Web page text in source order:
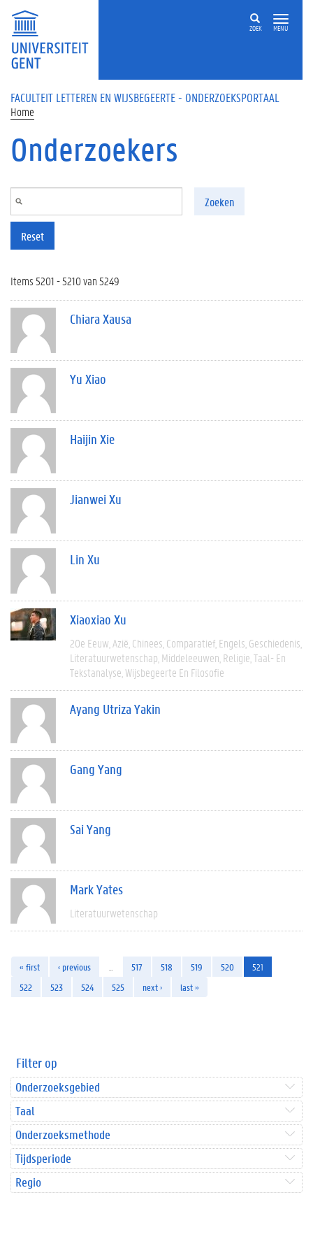
Overslaan en naar de inhoud gaan
ZOEK MENU
FACULTEIT LETTEREN EN WIJSBEGEERTE - ONDERZOEKSPORTAAL
Home
Onderzoekers
Zoeken
Reset
Items 5201 - 5210 van 5249
Chiara Xausa
Yu Xiao
Haijin Xie
Jianwei Xu
Lin Xu
Xiaoxiao Xu
20e Eeuw Azië Chinees Comparatief Engels Geschiedenis
Literatuurwetenschap Middeleeuwen Religie Taal- En
Tekstanalyse Wijsbegeerte En Filosofie
Ayang Utriza Yakin
Gang Yang
Sai Yang
Mark Yates
Literatuurwetenschap
« first ‹ previous 517 518 519 520
521
522
523 524 525 next › last »
Filter op
Onderzoeksgebied
Taal
Onderzoeksmethode
Tijdsperiode
Regio